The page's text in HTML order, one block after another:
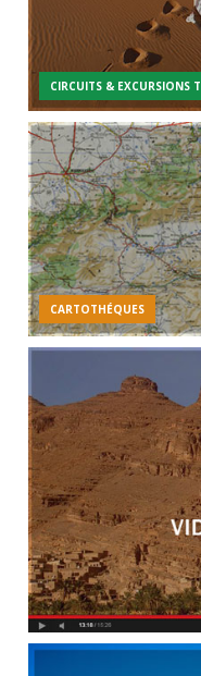
CIRCUITS & EXCURSIONS
CARTOTHÉQUES